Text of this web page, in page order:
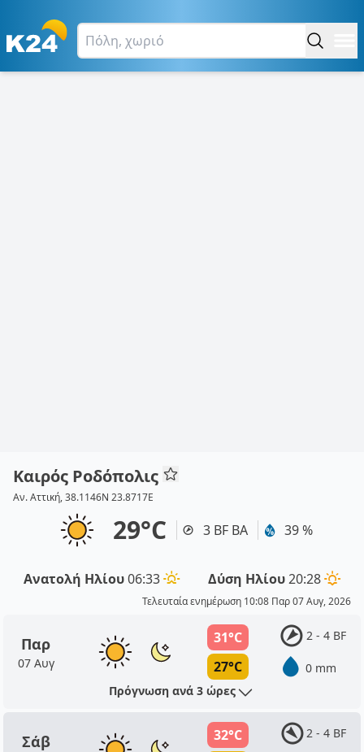
Καιρός Ροδόπολις
Αν. Αττική, 38.1146N 23.8717E
29°C 3 BF ΒΑ 39 %
Ανατολή Ηλίου06:33 Δύση Ηλίου20:28
Τελευταία ενημέρωση 10:08 Παρ 07 Αυγ, 2026
Παρ
07 Αυγ
31°C
27°C
2 - 4 BF
0 mm
Πρόγνωση ανά 3 ώρες
Σάβ
32°C
2 - 4 BF